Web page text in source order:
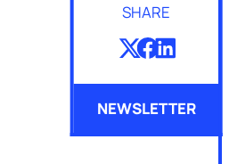
SHARE
NEWSLETTER